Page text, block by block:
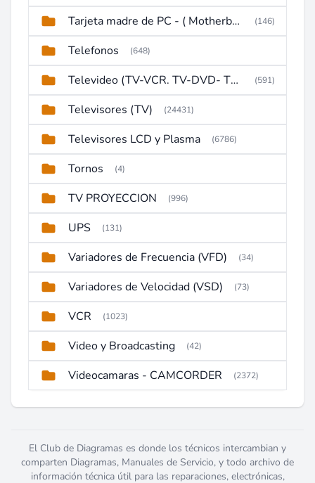
Tarjeta madre de PC - ( Motherboard ) (146)
Telefonos (648)
Televideo (TV-VCR. TV-DVD- TV-DVD-VCR) (591)
Televisores (TV) (24431)
Televisores LCD y Plasma (6786)
Tornos (4)
TV PROYECCION (996)
UPS (131)
Variadores de Frecuencia (VFD) (34)
Variadores de Velocidad (VSD) (73)
VCR (1023)
Video y Broadcasting (42)
Videocamaras - CAMCORDER (2372)
El Club de Diagramas es donde los técnicos intercambian y
comparten Diagramas, Manuales de Servicio, y todo archivo de
información técnica útil para las reparaciones, electrónicas,